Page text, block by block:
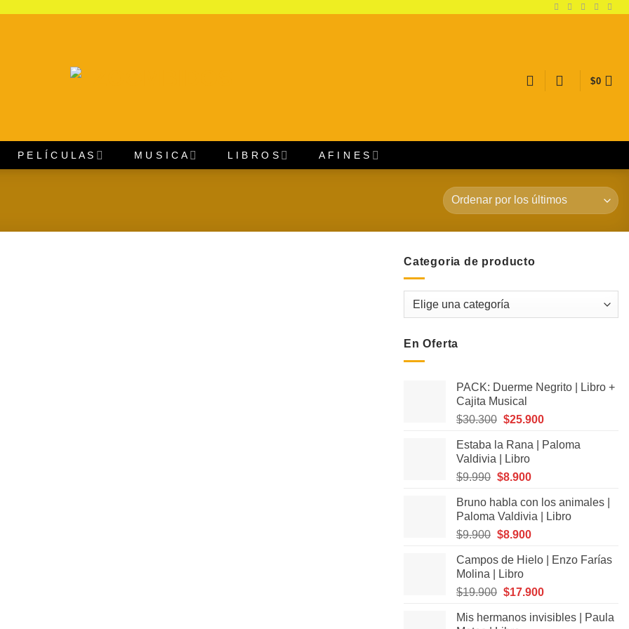
$0
P E L Í C U L A S M U S I C A L I B R O S A F I N E S
Categoria de producto
En Oferta
PACK: Duerme Negrito | Libro +
Cajita Musical
$30.300 El
original
era:
$30.300.
$25.900El
actual
Estaba la Rana | Paloma
Valdivia | Libro
$9.990 El
original
era:
$9.990.
$8.900El
actual
es:
$8.900.
Bruno habla con los animales |
Paloma Valdivia | Libro
$9.900 El
original
era:
$9.900.
$8.900El
actual
$8.900.
Campos de Hielo | Enzo Farías
Molina | Libro
$19.900 El
original
$17.900El
actual
Mis hermanos invisibles | Paula